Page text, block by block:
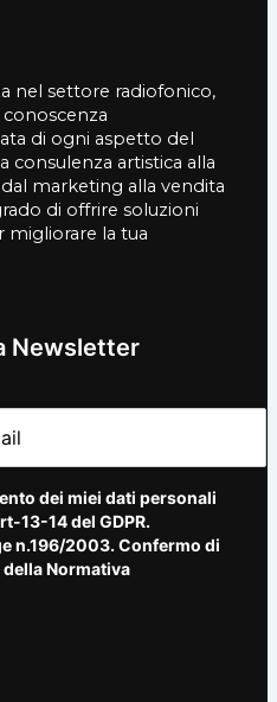
nel settore radiofonico,
di ogni aspetto del
consulenza artistica alla
marketing alla vendita
di offrire soluzioni
migliorare la tua
Newsletter
dei miei dati personali
13-14 del GDPR.
n.196/2003. Confermo di
Normativa